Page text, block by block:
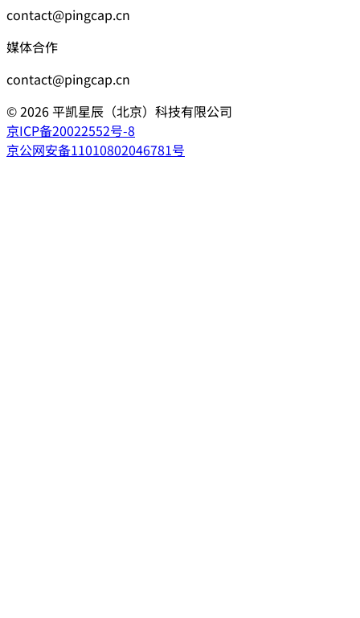
contact@pingcap.cn
媒体合作
contact@pingcap.cn
©2026平凯星辰（北京）科技有限公司
京ICP备20022552号-8
京公网安备11010802046781号